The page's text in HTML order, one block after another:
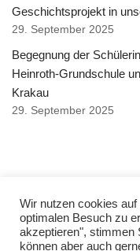
Geschichtsprojekt in
29. September 2025
Begegnung der
Heinroth-Grundschule
Krakau
29. September 2025
Copyright ©
Impressum
Wir nutzen cookies
optimalen Besuch zu
akzeptieren", stimmen
können aber auch